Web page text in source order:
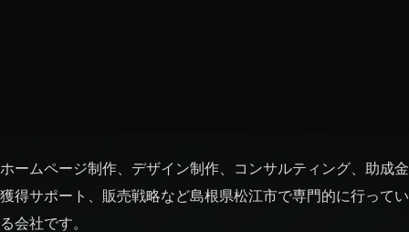
ホームページ制作、デザイン制作、コンサルティング、助成金
獲得サポート、販売戦略など島根県松江市で専門的に行ってい
る会社です。